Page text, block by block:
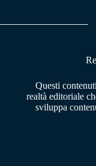
pp m
Questi
realtà editoriale
sviluppa